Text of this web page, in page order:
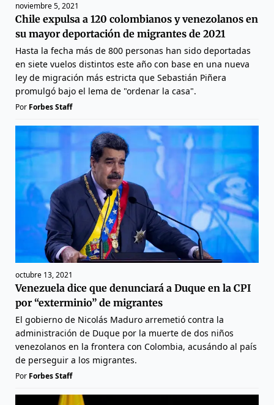
noviembre 5, 2021
Chile expulsa a 120 colombianos y venezolanos en
su mayor deportación de migrantes de 2021
Hasta la fecha más de 800 personas han sido deportadas
en siete vuelos distintos este año con base en una nueva
ley de migración más estricta que Sebastián Piñera
promulgó bajo el lema de "ordenar la casa".
Por Forbes Staff
octubre 13, 2021
Venezuela dice que denunciará a Duque en la CPI
por “exterminio” de migrantes
El gobierno de Nicolás Maduro arremetió contra la
administración de Duque por la muerte de dos niños
venezolanos en la frontera con Colombia, acusándo al país
de perseguir a los migrantes.
Por Forbes Staff